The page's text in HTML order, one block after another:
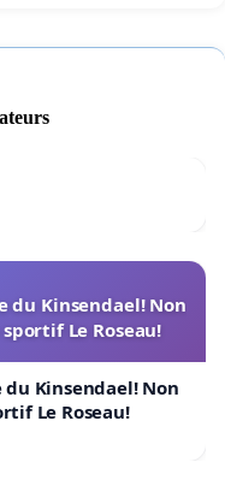
du Kinsendael! Non
Le Roseau!
Kinsendael! Non
Le Roseau!